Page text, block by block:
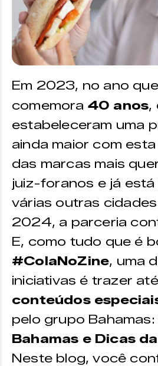
Em 2023, no ano
comemora 40 anos,
estabeleceram uma
ainda maior com
das marcas mais
juiz-foranos e já
várias outras cidades
2024, a parceria
E, como tudo que é
#ColaNoZine, uma
iniciativas é trazer
conteúdos
pelo grupo Bahamas:
Bahamas e Dicas
Neste blog, você